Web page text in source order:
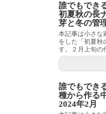
誰でもでき
初夏秋の長
芽と冬の管
本記事は小さな
をした「初夏秋
す。２月上旬の
誰でもでき
種から作る
2024年2月